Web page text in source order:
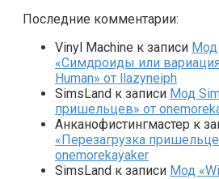
Последние комментарии:
Vinyl Machine к записи Мод
«Симдроиды или
Human» от llazyneiph
SimsLand к записи Мод
пришельцев» от
Анканофистингмастер к
«Перезагрузка
onemorekayaker
SimsLand к записи Мод